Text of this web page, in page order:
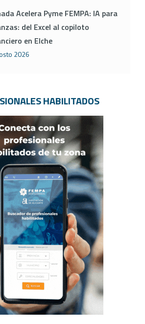
Acelera Pyme FEMPA: IA para
del Excel al copiloto
en Elche
2026
HABILITADOS